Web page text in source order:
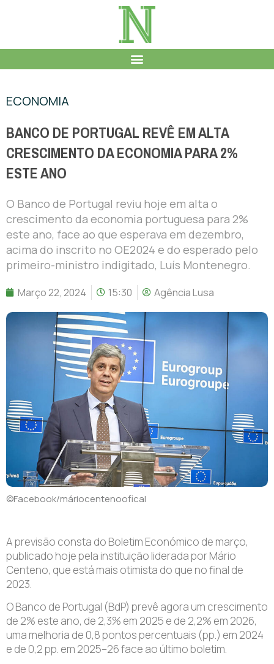
ECONOMIA
BANCO DE PORTUGAL REVÊ EM ALTA
CRESCIMENTO DA ECONOMIA PARA 2%
ESTE ANO
O Banco de Portugal reviu hoje em alta o
crescimento da economia portuguesa para 2%
este ano, face ao que esperava em dezembro,
acima do inscrito no OE2024 e do esperado pelo
primeiro-ministro indigitado, Luís Montenegro.
Março 22, 2024 15:30 Agência Lusa
©Facebook/máriocentenoofical
A previsão consta do Boletim Económico de março,
publicado hoje pela instituição liderada por Mário
Centeno, que está mais otimista do que no final de
2023.
O Banco de Portugal (BdP) prevê agora um crescimento
de 2% este ano, de 2,3% em 2025 e de 2,2% em 2026,
uma melhoria de 0,8 pontos percentuais (pp.) em 2024
e de 0,2 pp. em 2025–26 face ao último boletim.